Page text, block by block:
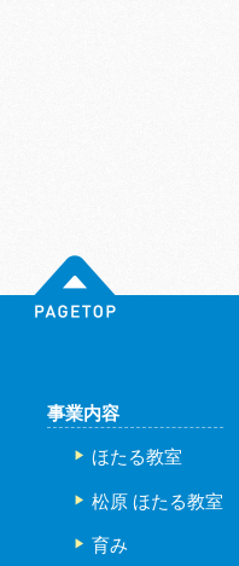
事業内容
ほたる教室
松原 ほたる教室
育み